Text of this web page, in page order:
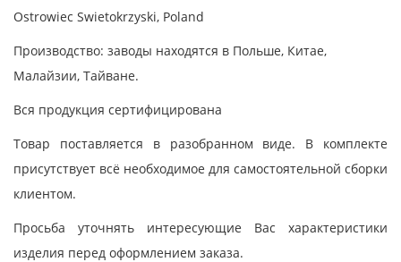
Ostrowiec Swietokrzyski, Poland
Производство: заводы находятся в Польше, Китае,
Малайзии, Тайване.
Вся продукция сертифицирована
Товар поставляется в разобранном виде. В комплекте
присутствует всё необходимое для самостоятельной сборки
клиентом.
Просьба уточнять интересующие Вас характеристики
изделия перед оформлением заказа.